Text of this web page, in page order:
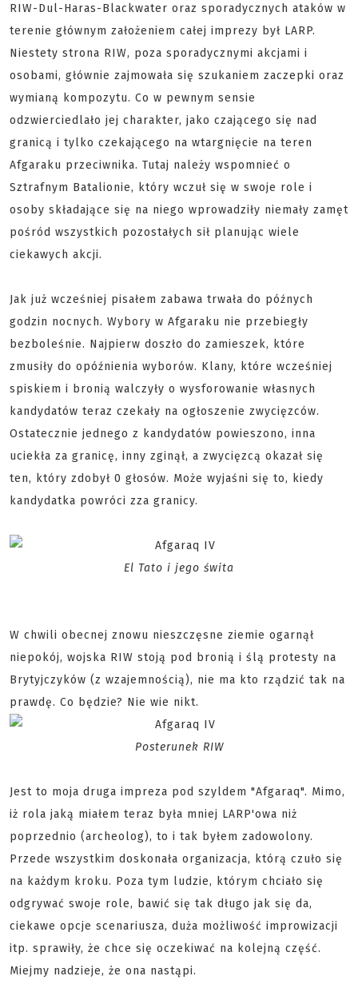
RIW-Dul-Haras-Blackwater oraz sporadycznych ataków w
terenie głównym założeniem całej imprezy był LARP.
Niestety strona RIW, poza sporadycznymi akcjami i
osobami, głównie zajmowała się szukaniem zaczepki oraz
wymianą kompozytu. Co w pewnym sensie
odzwierciedlało jej charakter, jako czającego się nad
granicą i tylko czekającego na wtargnięcie na teren
Afgaraku przeciwnika. Tutaj należy wspomnieć o
Sztrafnym Batalionie, który wczuł się w swoje role i
osoby składające się na niego wprowadziły niemały zamęt
pośród wszystkich pozostałych sił planując wiele
ciekawych akcji.
Jak już wcześniej pisałem zabawa trwała do późnych
godzin nocnych. Wybory w Afgaraku nie przebiegły
bezboleśnie. Najpierw doszło do zamieszek, które
zmusiły do opóźnienia wyborów. Klany, które wcześniej
spiskiem i bronią walczyły o wysforowanie własnych
kandydatów teraz czekały na ogłoszenie zwycięzców.
Ostatecznie jednego z kandydatów powieszono, inna
uciekła za granicę, inny zginął, a zwycięzcą okazał się
ten, który zdobył 0 głosów. Może wyjaśni się to, kiedy
kandydatka powróci zza granicy.
El Tato i jego świta
W chwili obecnej znowu nieszczęsne ziemie ogarnął
niepokój, wojska RIW stoją pod bronią i ślą protesty na
Brytyjczyków (z wzajemnością), nie ma kto rządzić tak na
prawdę. Co będzie? Nie wie nikt.
Posterunek RIW
Jest to moja druga impreza pod szyldem "Afgaraq". Mimo,
iż rola jaką miałem teraz była mniej LARP'owa niż
poprzednio (archeolog), to i tak byłem zadowolony.
Przede wszystkim doskonała organizacja, którą czuło się
na każdym kroku. Poza tym ludzie, którym chciało się
odgrywać swoje role, bawić się tak długo jak się da,
ciekawe opcje scenariusza, duża możliwość improwizacji
itp. sprawiły, że chce się oczekiwać na kolejną część.
Miejmy nadzieje, że ona nastąpi.